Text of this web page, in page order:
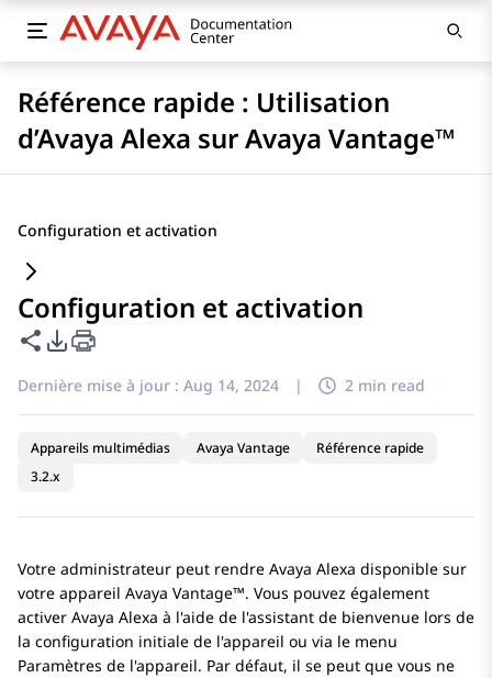
Référence rapide : Utilisation
d’Avaya Alexa sur Avaya Vantage™
Configuration et activation
Configuration et activation
Partager cette page
Options d'exportation PDF
Dernière mise à jour : Aug 14, 2024 | 2 min read
Appareils multimédias Avaya Vantage
Référence rapide
3.2.x
Votre administrateur peut rendre Avaya Alexa disponible sur
votre appareil Avaya Vantage™. Vous pouvez également
activer Avaya Alexa à l'aide de l'assistant de bienvenue lors de
la configuration initiale de l'appareil ou via le menu
Paramètres de l'appareil. Par défaut, il se peut que vous ne